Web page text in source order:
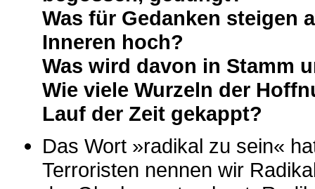
Was für Gedanken steigen
Inneren hoch?
Was wird davon in Stamm
Wie viele Wurzeln der
Lauf der Zeit gekappt?
Das Wort »radikal zu sein«
Terroristen nennen wir